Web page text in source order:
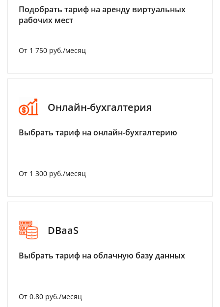
Подобрать тариф на аренду виртуальных
рабочих мест
От 1 750 руб./месяц
Онлайн-бухгалтерия
Выбрать тариф на онлайн-бухгалтерию
От 1 300 руб./месяц
DBaaS
Выбрать тариф на облачную базу данных
От 0.80 руб./месяц